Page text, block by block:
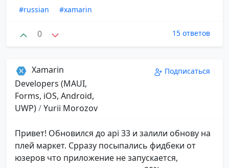
#russian
#xamarin
0 15 ответов
Xamarin
Developers (MAUI,
Forms, iOS, Android,
UWP)/Yurii Morozov
Подписаться
Привет! Обновился до api 33 и залили обнову на
плей маркет. Срразу посыпались фидбеки от
юзеров что приложение не запускается,